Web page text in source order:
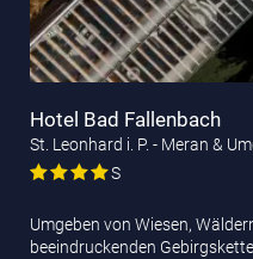
Hotel Bad Fallenbach
St. Leonhard i. P. - Meran &
S
Umgeben von Wiesen,
beeindruckenden